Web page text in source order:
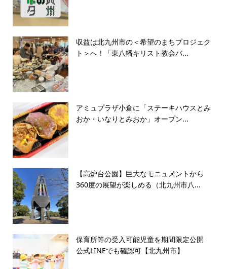
収益は北九州市の＜希望のまちプロジェク
ト＞へ！「東八幡キリスト教会バ...
アミュプラザ小倉に「ステーキハウスとみ
おか・いなりとみおか」オープン...
【高炉台公園】巨大なモニュメントから
360度の展望が楽しめる（北九州市八...
保育所等の受入可能児童を期間限定公開
公式LINEでも確認可【北九州市】